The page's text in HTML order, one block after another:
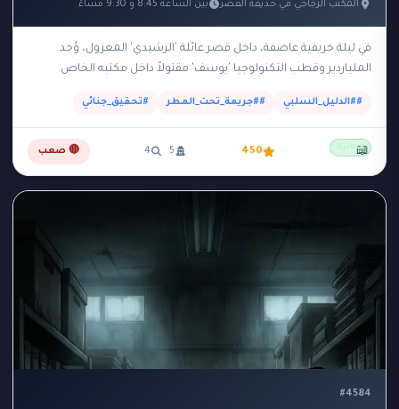
المكتب الزجاجي في حديقة القصر بين الساعة 8:45 و 9:30 مساءً
في ليلة خريفية عاصفة، داخل قصر عائلة 'الرشيدي' المعزول، وُجد
الملياردير وقطب التكنولوجيا 'يوسف' مقتولاً داخل مكتبه الخاص.
##الدليل_السلبي ##جريمة_تحت_المطر #تحقيق_جنائي
مجانية 450
5
4 🔴 صعب 📖
#4584